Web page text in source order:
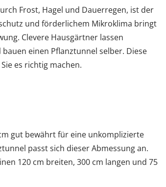
Frost, Hagel und Dauerregen, ist der
und förderlichem Mikroklima bringt
Clevere Hausgärtner lassen
einen Pflanztunnel selber. Diese
es richtig machen.
gut bewährt für eine unkomplizierte
passt sich dieser Abmessung an.
120 cm breiten, 300 cm langen und 75